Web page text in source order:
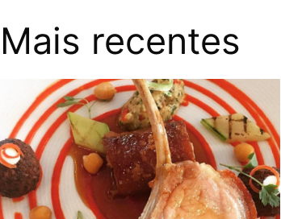
Mais recentes